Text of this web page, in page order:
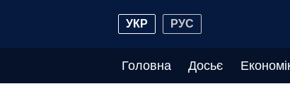
УКР РУС
Головна Досьє